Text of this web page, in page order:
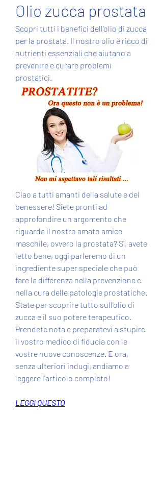
Olio zucca prostata
Scopri tutti i benefici dell'olio di zucca
per la prostata. Il nostro olio è ricco di
nutrienti essenziali che aiutano a
prevenire e curare problemi
prostatici.
Ciao a tutti amanti della salute e del
benessere! Siete pronti ad
approfondire un argomento che
riguarda il nostro amato amico
maschile, ovvero la prostata? Sì, avete
letto bene, oggi parleremo di un
ingrediente super speciale che può
fare la differenza nella prevenzione e
nella cura delle patologie prostatiche.
State per scoprire tutto sull'olio di
zucca e il suo potere terapeutico.
Prendete nota e preparatevi a stupire
il vostro medico di fiducia con le
vostre nuove conoscenze. E ora,
senza ulteriori indugi, andiamo a
leggere l'articolo completo!
LEGGI QUESTO